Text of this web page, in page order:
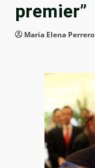
premier”
Maria Elena Perrero